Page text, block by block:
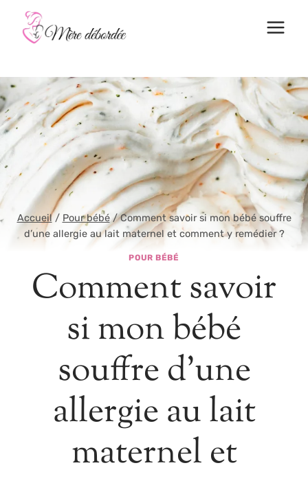
contenu
Accueil / Pour bébé / Comment savoir si mon bébé souffre
d’une allergie au lait maternel et comment y remédier ?
POUR BÉBÉ
Comment savoir
si mon bébé
souffre d’une
allergie au lait
maternel et